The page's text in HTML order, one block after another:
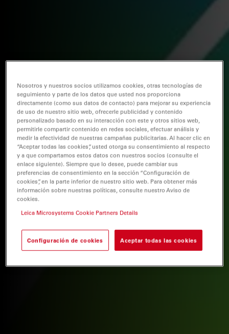
Nosotros y nuestros socios utilizamos cookies, otras tecnologías de
seguimiento y parte de los datos que usted nos proporciona
directamente (como sus datos de contacto) para mejorar su experiencia
de uso de nuestro sitio web, ofrecerle publicidad y contenido
personalizado basado en su interacción con este y otros sitios web,
permitirle compartir contenido en redes sociales, efectuar análisis y
medir la efectividad de nuestras campañas publicitarias. Al hacer clic en
“Aceptar todas las cookies”, usted otorga su consentimiento al respecto
y a que compartamos estos datos con nuestros socios (consulte el
enlace siguiente). Siempre que lo desee, puede cambiar sus
preferencias de consentimiento en la sección “Configuración de
cookies”, en la parte inferior de nuestro sitio web. Para obtener más
información sobre nuestras políticas, consulte nuestro Aviso de
cookies.
Leica Microsystems Cookie Partners Details
Configuración de cookies Aceptar todas las cookies